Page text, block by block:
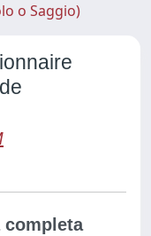
o Saggio)
completa